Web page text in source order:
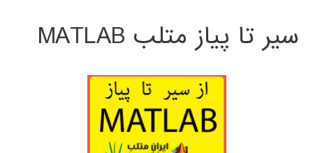
سیر تا پیاز متلب MATLAB